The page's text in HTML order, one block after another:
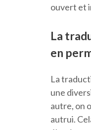
ouvert et
La
en
La
une
autre, on
autrui.